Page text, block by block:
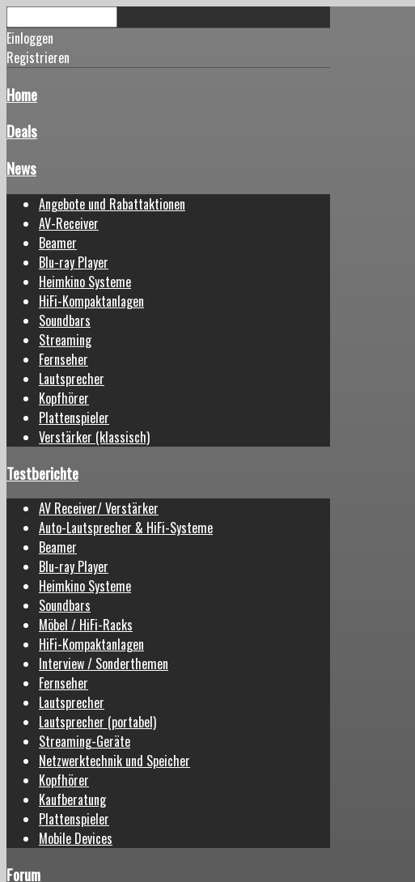
Einloggen
Registrieren
Home
Deals
News
Angebote und Rabattaktionen
AV-Receiver
Beamer
Blu-ray Player
Heimkino Systeme
HiFi-Kompaktanlagen
Soundbars
Streaming
Fernseher
Lautsprecher
Kopfhörer
Plattenspieler
Verstärker (klassisch)
Testberichte
AV Receiver/ Verstärker
Auto-Lautsprecher & HiFi-Systeme
Beamer
Blu-ray Player
Heimkino Systeme
Soundbars
Möbel / HiFi-Racks
HiFi-Kompaktanlagen
Interview / Sonderthemen
Fernseher
Lautsprecher
Lautsprecher (portabel)
Streaming-Geräte
Netzwerktechnik und Speicher
Kopfhörer
Kaufberatung
Plattenspieler
Mobile Devices
Forum